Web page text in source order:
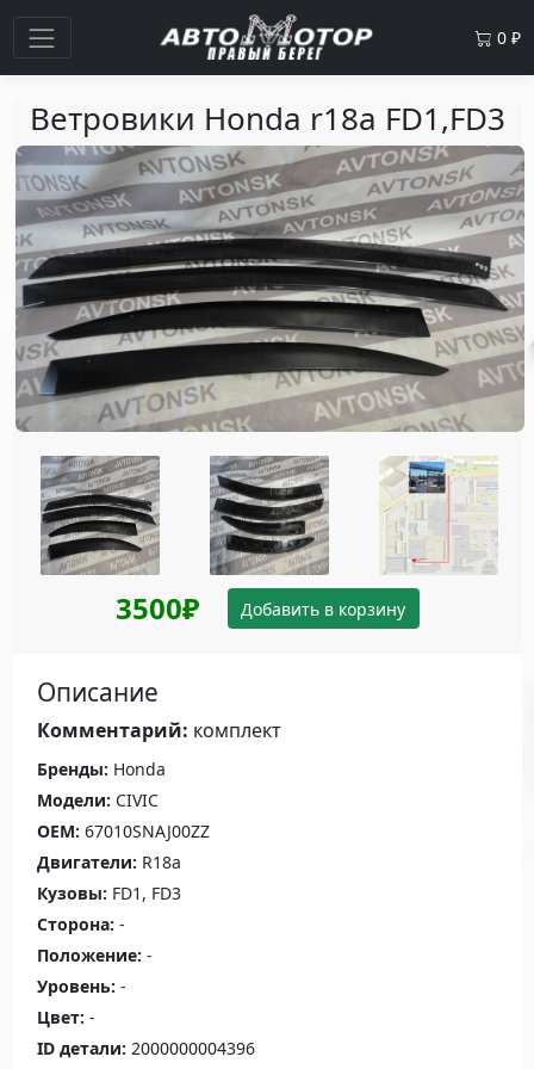
0 ₽
Ветровики Honda r18a FD1,FD3
3500₽ Добавить в корзину
Описание
Комментарий: комплект
Бренды: Honda
Модели: CIVIC
OEM: 67010SNAJ00ZZ
Двигатели: R18a
Кузовы: FD1, FD3
Сторона: -
Положение: -
Уровень: -
Цвет: -
ID детали: 2000000004396